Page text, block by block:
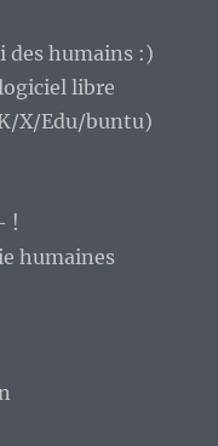
des humains :)
libre
X/Edu/buntu)
!
humaines